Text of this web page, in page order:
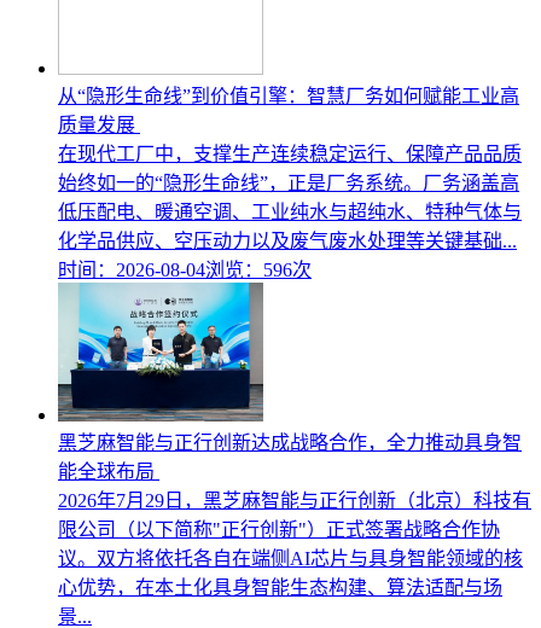
从“隐形生命线”到价值引擎：智慧厂务如何赋能工业高
质量发展
在现代工厂中，支撑生产连续稳定运行、保障产品品质
始终如一的“隐形生命线”，正是厂务系统。厂务涵盖高
低压配电、暖通空调、工业纯水与超纯水、特种气体与
化学品供应、空压动力以及废气废水处理等关键基础...
时间：2026-08-04浏览：596次
黑芝麻智能与正行创新达成战略合作，全力推动具身智
能全球布局
2026年7月29日，黑芝麻智能与正行创新（北京）科技有
限公司（以下简称"正行创新"）正式签署战略合作协
议。双方将依托各自在端侧AI芯片与具身智能领域的核
心优势，在本土化具身智能生态构建、算法适配与场
景...